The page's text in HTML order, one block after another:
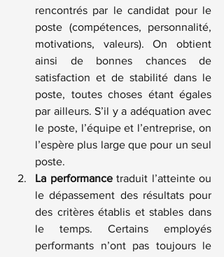
rencontrés par le candidat pour le
poste (compétences, personnalité,
motivations, valeurs). On obtient
ainsi de bonnes chances de
satisfaction et de stabilité dans le
poste, toutes choses étant égales
par ailleurs. S’il y a adéquation avec
le poste, l’équipe et l’entreprise, on
l’espère plus large que pour un seul
poste.
La performance traduit l’atteinte ou
le dépassement des résultats pour
des critères établis et stables dans
le temps. Certains employés
performants n’ont pas toujours le